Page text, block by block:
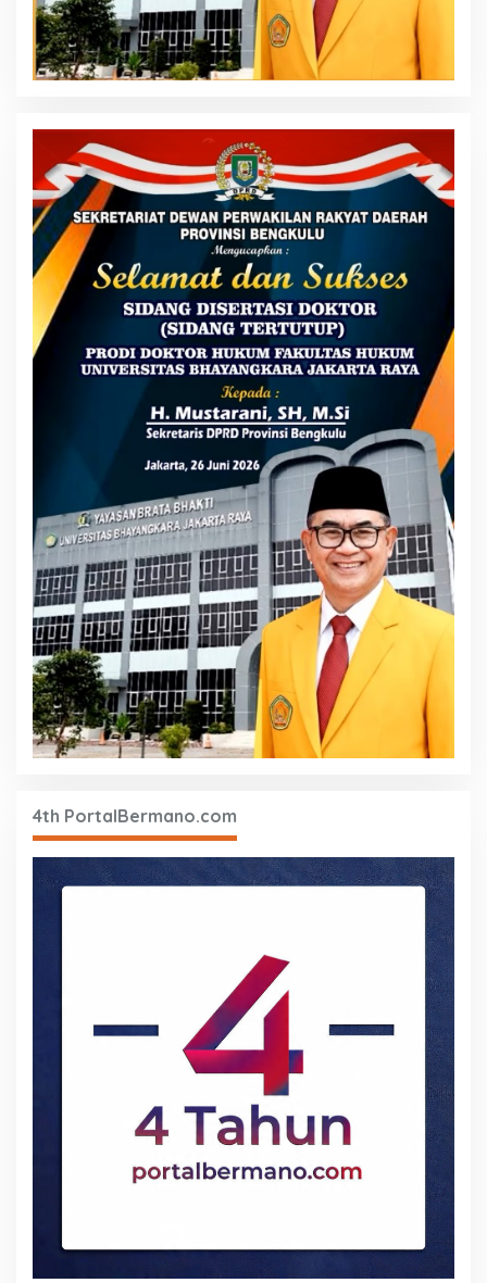
4th PortalBermano.com